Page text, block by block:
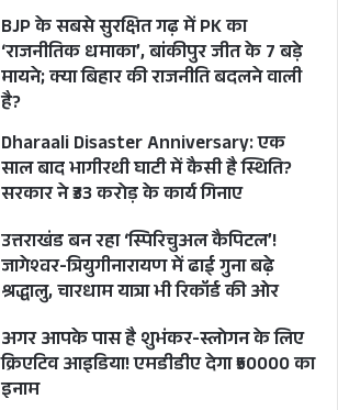
BJP के सबसे सुरक्षित गढ़ में PK का
‘राजनीतिक धमाका’, बांकीपुर जीत के 7 बड़े
मायने; क्या बिहार की राजनीति बदलने वाली
है?
Dharaali Disaster Anniversary: एक
साल बाद भागीरथी घाटी में कैसी है स्थिति?
सरकार ने ₹33 करोड़ के कार्य गिनाए
उत्तराखंड बन रहा ‘स्पिरिचुअल कैपिटल’!
जागेश्वर-त्रियुगीनारायण में ढाई गुना बढ़े
श्रद्धालु, चारधाम यात्रा भी रिकॉर्ड की ओर
अगर आपके पास है शुभंकर-स्लोगन के लिए
क्रिएटिव आइडिया! एमडीडीए देगा ₹50000 का
इनाम